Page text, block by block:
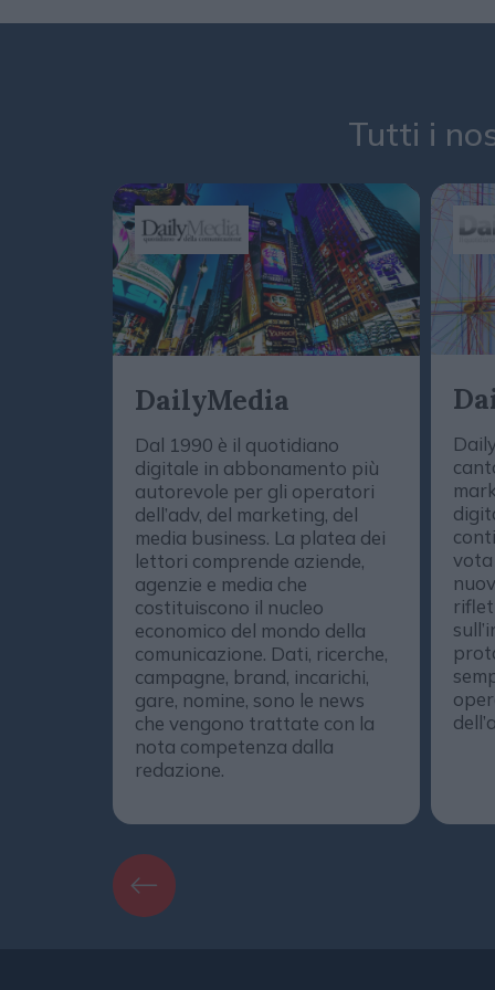
Tutti i
DailyMedia
Dal 1990 è il quotidiano
digitale in abbonamento più
autorevole per gli operatori
dell’adv, del marketing, del
media business. La platea dei
lettori comprende aziende,
agenzie e media che
costituiscono il nucleo
economico del mondo della
comunicazione. Dati, ricerche,
campagne, brand, incarichi,
gare, nomine, sono le news
che vengono trattate con la
nota competenza dalla
redazione.
vota